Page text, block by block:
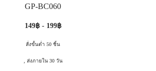
GP-BC060
149฿ - 199฿
สั่งขั้นต่ำ 50 ชิ้น
, ส่งภายใน 30 วัน